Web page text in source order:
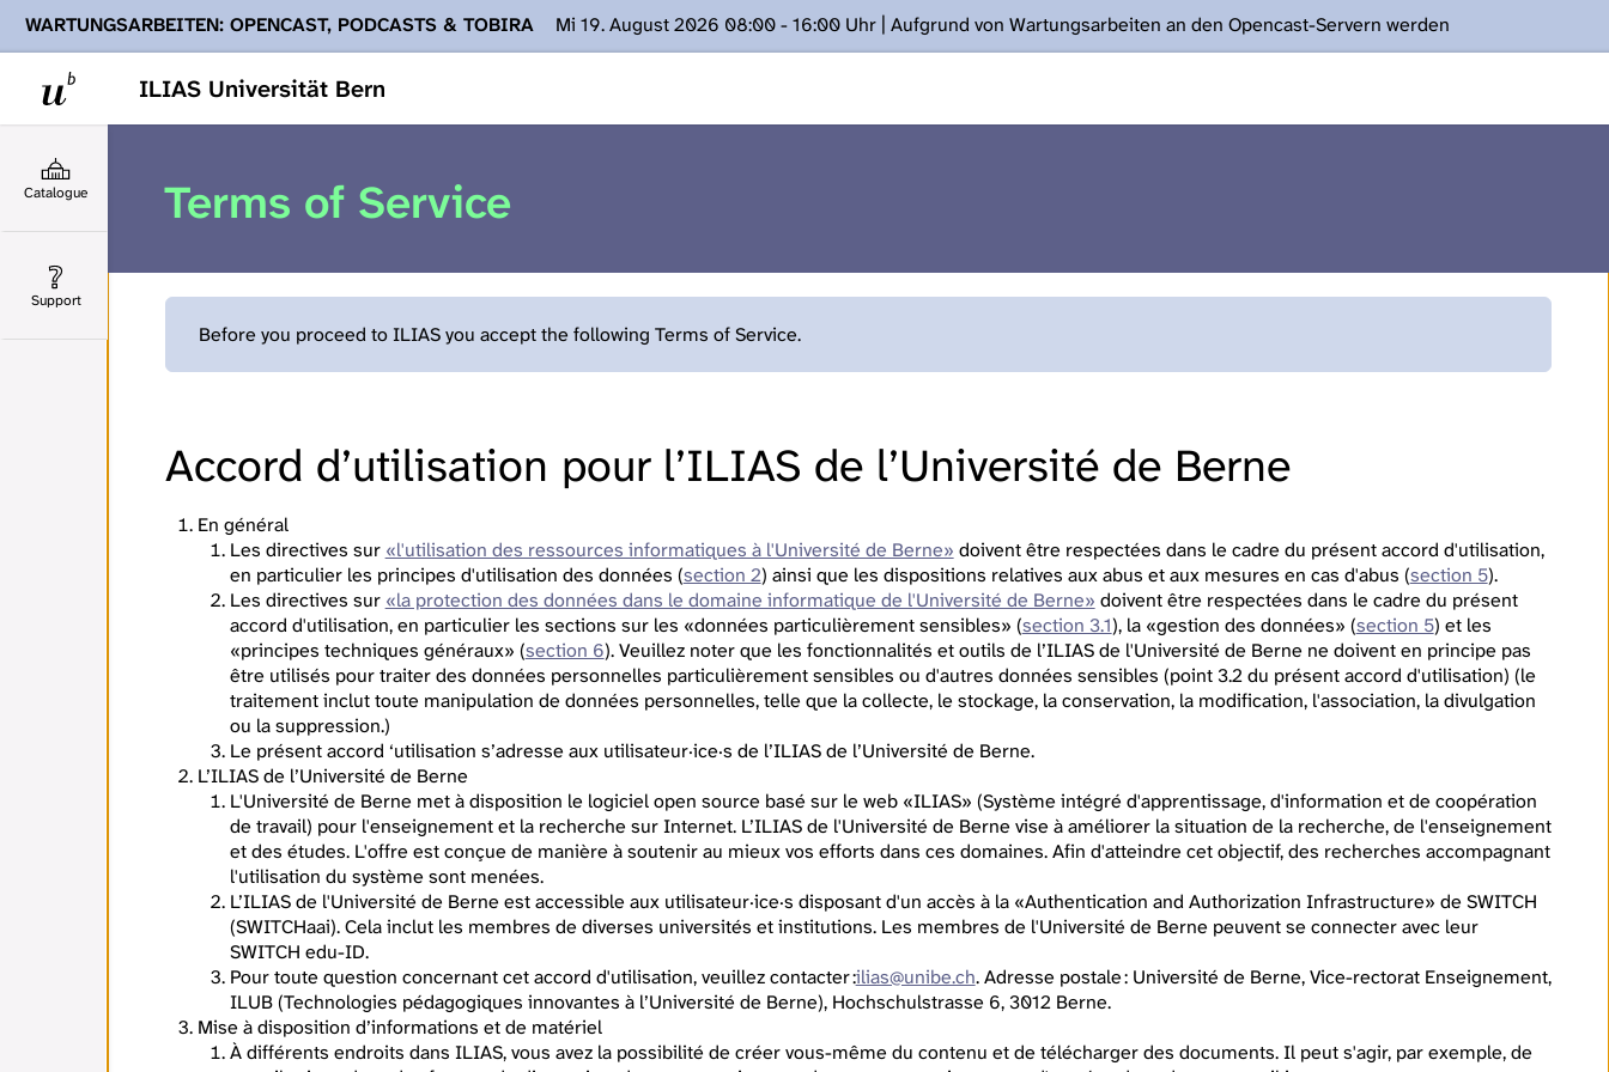
ILIAS Universität Bern
WARTUNGSARBEITEN: OPENCAST, PODCASTS & TOBIRA
Mi 19. August 2026 08:00 - 16:00 Uhr | Aufgrund von Wartungsarbeiten an den Opencast-Servern werden
Ihnen Podcasts, Opencast-Videos und Tobira nicht zur Verfügung stehen. Kontakt: www.podcast.unibe.ch
Catalogue
Support
Terms of Service
Before you proceed to ILIAS you accept the following Terms of Service.
Accord d’utilisation pour l’ILIAS de l’Université de Berne
En général
Les directives sur «l'utilisation des ressources informatiques à l'Université de Berne» doivent être respectées dans le cadre du présent accord d'utilisation,
en particulier les principes d'utilisation des données (section 2) ainsi que les dispositions relatives aux abus et aux mesures en cas d'abus (section 5).
Les directives sur «la protection des données dans le domaine informatique de l'Université de Berne» doivent être respectées dans le cadre du présent
accord d'utilisation, en particulier les sections sur les «données particulièrement sensibles» (section 3.1), la «gestion des données» (section 5) et les
«principes techniques généraux» (section 6). Veuillez noter que les fonctionnalités et outils de l’ILIAS de l'Université de Berne ne doivent en principe pas
être utilisés pour traiter des données personnelles particulièrement sensibles ou d'autres données sensibles (point 3.2 du présent accord d'utilisation) (le
traitement inclut toute manipulation de données personnelles, telle que la collecte, le stockage, la conservation, la modification, l'association, la divulgation
ou la suppression.)
Le présent accord ‘utilisation s’adresse aux utilisateur·ice·s de l’ILIAS de l’Université de Berne.
L’ILIAS de l’Université de Berne
L'Université de Berne met à disposition le logiciel open source basé sur le web «ILIAS» (Système intégré d'apprentissage, d'information et de coopération
de travail) pour l'enseignement et la recherche sur Internet. L’ILIAS de l'Université de Berne vise à améliorer la situation de la recherche, de l'enseignement
et des études. L'offre est conçue de manière à soutenir au mieux vos efforts dans ces domaines. Afin d'atteindre cet objectif, des recherches accompagnant
l'utilisation du système sont menées.
L’ILIAS de l'Université de Berne est accessible aux utilisateur·ice·s disposant d'un accès à la «Authentication and Authorization Infrastructure» de SWITCH
(SWITCHaai). Cela inclut les membres de diverses universités et institutions. Les membres de l'Université de Berne peuvent se connecter avec leur
SWITCH edu-ID.
Pour toute question concernant cet accord d'utilisation, veuillez contacter :ilias@unibe.ch. Adresse postale : Université de Berne, Vice-rectorat Enseignement,
ILUB (Technologies pédagogiques innovantes à l’Université de Berne), Hochschulstrasse 6, 3012 Berne.
Mise à disposition d’informations et de matériel
À différents endroits dans ILIAS, vous avez la possibilité de créer vous-même du contenu et de télécharger des documents. Il peut s'agir, par exemple, de